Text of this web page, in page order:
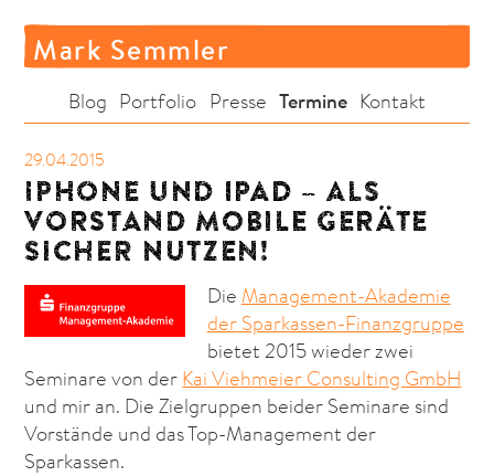
Mark Semmler
Blog Portfolio Presse Termine Kontakt
29.04.2015
IPHONE UND IPAD – ALS
VORSTAND MOBILE GERÄTE
SICHER NUTZEN!
Die Management-Akademie
der Sparkassen-Finanzgruppe
bietet 2015 wieder zwei
Seminare von der Kai Viehmeier Consulting GmbH
und mir an. Die Zielgruppen beider Seminare sind
Vorstände und das Top-Management der
Sparkassen.